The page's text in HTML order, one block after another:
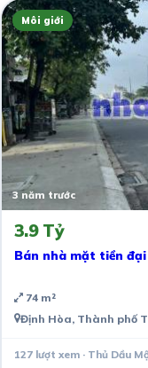
Môi giới
3 năm trước
3.9 Tỷ
Bán nhà mặt tiền
74 m²
Định Hòa, Thành phố
127 lượt xem · Thủ Dầu